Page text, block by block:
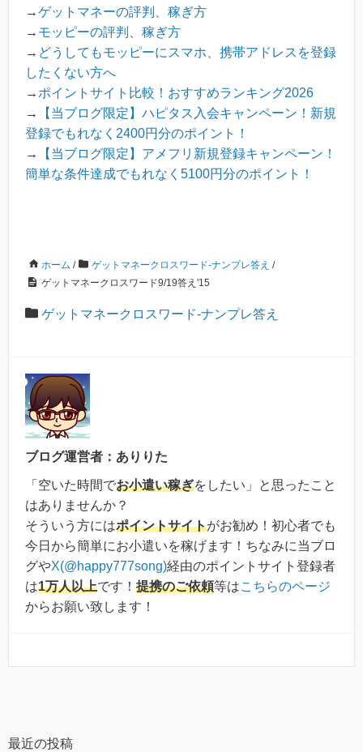
→ゲットマネーの評判、稼ぎ方
→ モッピーの評判、稼ぎ方
→ どうしてもモッピーにスマホ、携帯アドレスを登録
したくない方へ
→ ポイントサイト比較！おすすめランキング2026
→
【当ブログ限定】ハピタス入会キャンペーン！新規
登録でもれなく2400円分のポイント！
→
【当ブログ限定】アメフリ新規登録キャンペーン！
簡単な条件達成でもれなく5100円分のポイント！
ホーム / ゲットマネークロスワード-ナンプレ答え /
ゲットマネークロスワード9/19答え'15
ゲットマネークロスワード-ナンプレ答え
ブログ運営者：ありりた
「空いた時間でお小遣い稼ぎをしたい」と思ったこと
はありませんか？
そういう方にはポイントサイトがお勧め！初心者でも
今日から簡単にお小遣いを稼げます！ちなみに当ブロ
グやX(@happy777song)経由のポイントサイト登録者
は1万人以上です！ 提携のご依頼等はこちらのページ
からお願い致します！
最近の投稿